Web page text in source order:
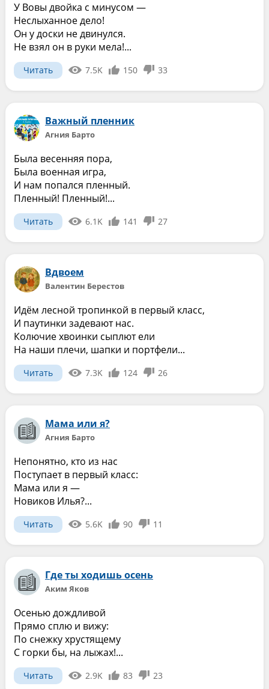
У Вовы двойка с минусом —
Неслыханное дело!
Он у доски не двинулся.
Не взял он в руки мела!...
Читать 7.5K 150 33
Важный пленник
Агния Барто
Была весенняя пора,
Была военная игра,
И нам попался пленный.
Пленный! Пленный!...
Читать 6.1K 141 27
Вдвоем
Валентин Берестов
Идём лесной тропинкой в первый класс,
И паутинки задевают нас.
Колючие хвоинки сыплют ели
На наши плечи, шапки и портфели...
Читать 7.3K 124 26
Мама или я?
Агния Барто
Непонятно, кто из нас
Поступает в первый класс:
Мама или я —
Новиков Илья?...
Читать 5.6K 90 11
Где ты ходишь осень
Аким Яков
Осенью дождливой
Прямо сплю и вижу:
По снежку хрустящему
С горки бы, на лыжах!...
Читать 2.9K 83 23